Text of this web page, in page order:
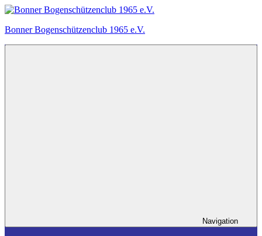
Zum
springen
Bonner Bogenschützenclub 1965 e.V.
Navigation